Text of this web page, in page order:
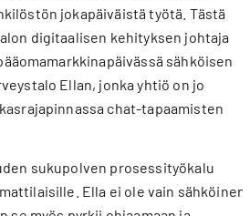
jokapäiväistä työtä. Tästä
digitaalisen kehityksen johtaja
sähköisen
Ellan, jonka yhtiö on jo
chat-tapaamisten
sukupolven prosessityökalu
Ella ei ole vain sähköinen